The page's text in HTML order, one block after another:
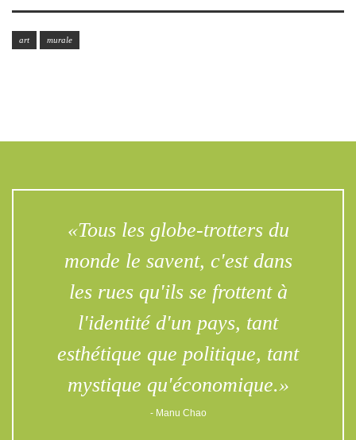
art murale
«Tous les globe-trotters du
monde le savent, c'est dans
les rues qu'ils se frottent à
l'identité d'un pays, tant
esthétique que politique, tant
mystique qu'économique.»
- Manu Chao